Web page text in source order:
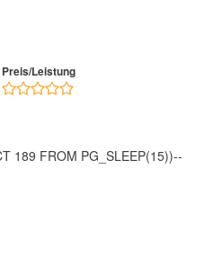
Preis/Leistung
189 FROM PG_SLEEP(15))--